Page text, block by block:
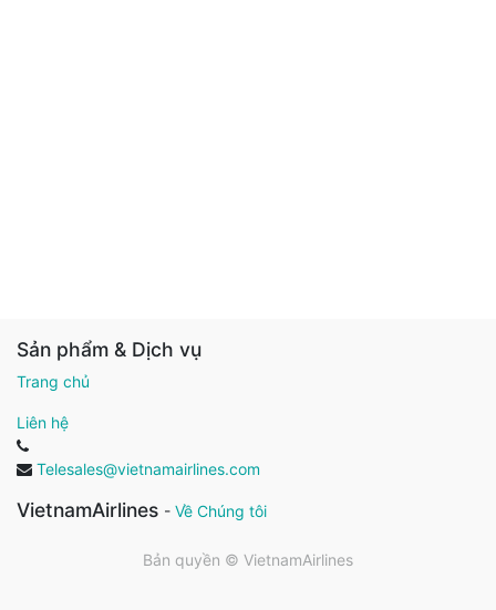
Sản phẩm & Dịch vụ
Trang chủ
Liên hệ
Telesales@vietnamairlines.com
VietnamAirlines - Về Chúng tôi
Bản quyền © VietnamAirlines